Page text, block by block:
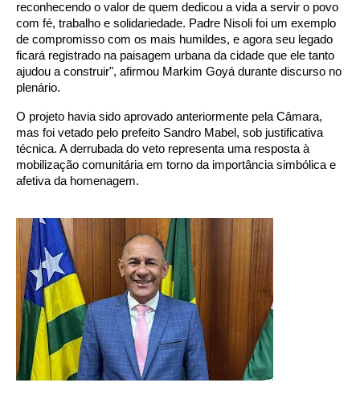
reconhecendo o valor de quem dedicou a vida a servir o povo
com fé, trabalho e solidariedade. Padre Nisoli foi um exemplo
de compromisso com os mais humildes, e agora seu legado
ficará registrado na paisagem urbana da cidade que ele tanto
ajudou a construir", afirmou Markim Goyá durante discurso no
plenário.
O projeto havia sido aprovado anteriormente pela Câmara,
mas foi vetado pelo prefeito Sandro Mabel, sob justificativa
técnica. A derrubada do veto representa uma resposta à
mobilização comunitária em torno da importância simbólica e
afetiva da homenagem.